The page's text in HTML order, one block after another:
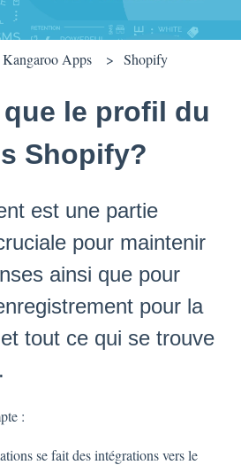
Kangaroo Apps Shopify
le profil du
Shopify?
est une partie
pour maintenir
ainsi que pour
pour la
tout ce qui se trouve
:
se fait des intégrations vers le